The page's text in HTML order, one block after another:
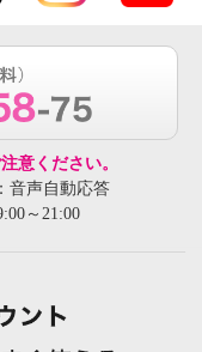
意ください。
音声自動応答
～21:00